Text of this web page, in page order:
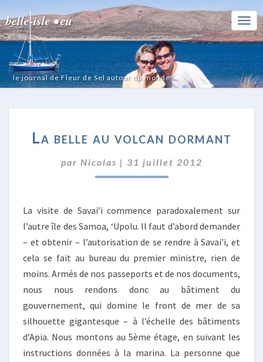
belle-isle • eu
le journal de Fleur de Sel autour du monde
BELLE
VOLCAN
DORMANT
La belle au volcan dormant
par Nicolas | 31 juillet 2012
La visite de Savai’i commence paradoxalement sur
l’autre île des Samoa, ‘Upolu. Il faut d’abord demander
– et obtenir – l’autorisation de se rendre à Savai’i, et
cela se fait au bureau du premier ministre, rien de
moins. Armés de nos passeports et de nos documents,
nous nous rendons donc au bâtiment du
gouvernement, qui domine le front de mer de sa
silhouette gigantesque – à l’échelle des bâtiments
d’Apia. Nous montons au 5ème étage, en suivant les
instructions données à la marina. La personne que